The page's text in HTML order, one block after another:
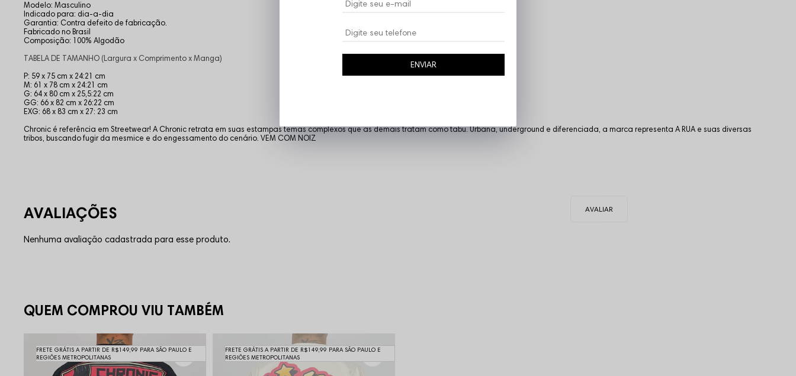
Modelo: Masculino
Indicado para: dia-a-dia
Garantia: Contra defeito de fabricação.
Fabricado no Brasil
Composição: 100% Algodão
TABELA DE TAMANHO (Largura x Comprimento x Manga)
P: 59 x 75 cm x 24:21 cm
M: 61 x 78 cm x 24:21 cm
G: 64 x 80 cm x 25,5:22 cm
GG: 66 x 82 cm x 26:22 cm
EXG: 68 x 83 cm x 27: 23 cm
Chronic é referência em Streetwear! A Chronic retrata em suas estampas temas complexos que as demais tratam como tabu. Urbana, underground e diferenciada, a marca representa A RUA e suas diversas
tribos, buscando fugir da mesmice e do engessamento do cenário. VEM COM NOIZ
Nenhuma avaliação cadastrada para esse produto.
QUEM COMPROU VIU TAMBÉM
FRETE GRÁTIS A PARTIR DE R$149,99 PARA SÃO PAULO E
REGIÕES METROPOLITANAS
FRETE GRÁTIS A PARTIR DE R$149,99 PARA SÃO PAULO E
REGIÕES METROPOLITANAS
ENVIAR